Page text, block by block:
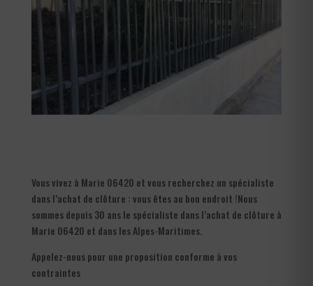
Vous vivez à Marie 06420 et vous recherchez un spécialiste
dans l’achat de clôture : vous êtes au bon endroit !Nous
sommes depuis 30 ans le spécialiste dans l’achat de clôture à
Marie 06420 et dans les Alpes-Maritimes.
Appelez-nous pour une proposition conforme à vos
contraintes